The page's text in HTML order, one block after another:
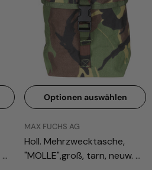
Optionen auswählen
ANBIETER:
MAX FUCHS AG
Holl. Mehrzwecktasche,
"MOLLE",groß, tarn, neuw.